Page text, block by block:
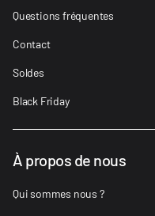
Questions fréquentes
Contact
Soldes
Black Friday
À propos de nous
Qui sommes nous ?